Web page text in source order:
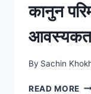
कानुन
By Sachin
READ MORE